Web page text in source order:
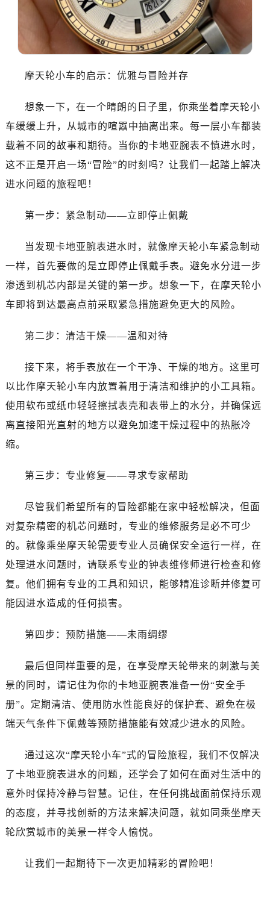
摩天轮小车的启示：优雅与冒险并存
想象一下，在一个晴朗的日子里，你乘坐着摩天轮小
车缓缓上升，从城市的喧嚣中抽离出来。每一层小车都装
载着不同的故事和期待。当你的卡地亚腕表不慎进水时，
这不正是开启一场“冒险”的时刻吗？让我们一起踏上解决
进水问题的旅程吧！
第一步：紧急制动——立即停止佩戴
当发现卡地亚腕表进水时，就像摩天轮小车紧急制动
一样，首先要做的是立即停止佩戴手表。避免水分进一步
渗透到机芯内部是关键的第一步。想象一下，在摩天轮小
车即将到达最高点前采取紧急措施避免更大的风险。
第二步：清洁干燥——温和对待
接下来，将手表放在一个干净、干燥的地方。这里可
以比作摩天轮小车内放置着用于清洁和维护的小工具箱。
使用软布或纸巾轻轻擦拭表壳和表带上的水分，并确保远
离直接阳光直射的地方以避免加速干燥过程中的热胀冷
缩。
第三步：专业修复——寻求专家帮助
尽管我们希望所有的冒险都能在家中轻松解决，但面
对复杂精密的机芯问题时，专业的维修服务是必不可少
的。就像乘坐摩天轮需要专业人员确保安全运行一样，在
处理进水问题时，请联系专业的钟表维修师进行检查和修
复。他们拥有专业的工具和知识，能够精准诊断并修复可
能因进水造成的任何损害。
第四步：预防措施——未雨绸缪
最后但同样重要的是，在享受摩天轮带来的刺激与美
景的同时，请记住为你的卡地亚腕表准备一份“安全手
册”。定期清洁、使用防水性能良好的保护套、避免在极
端天气条件下佩戴等预防措施能有效减少进水的风险。
通过这次“摩天轮小车”式的冒险旅程，我们不仅解决
了卡地亚腕表进水的问题，还学会了如何在面对生活中的
意外时保持冷静与智慧。记住，在任何挑战面前保持乐观
的态度，并寻找创新的方法来解决问题，就如同乘坐摩天
轮欣赏城市的美景一样令人愉悦。
让我们一起期待下一次更加精彩的冒险吧！